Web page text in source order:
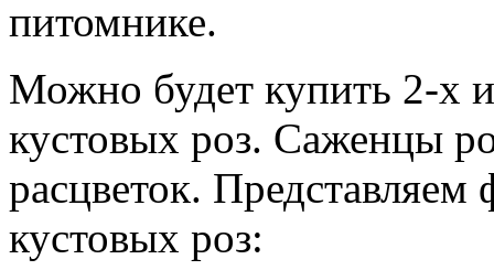
питомнике.
Можно будет купить 2-х
кустовых роз. Саженцы
расцветок.
кустовых роз: